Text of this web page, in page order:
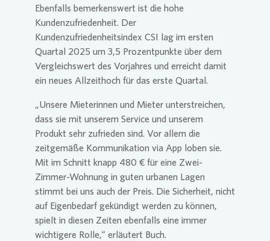
Ebenfalls bemerkenswert ist die hohe
Kundenzufriedenheit. Der
Kundenzufriedenheitsindex CSI lag im ersten
Quartal 2025 um 3,5 Prozentpunkte über dem
Vergleichswert des Vorjahres und erreicht damit
ein neues Allzeithoch für das erste Quartal.
„Unsere Mieterinnen und Mieter unterstreichen,
dass sie mit unserem Service und unserem
Produkt sehr zufrieden sind. Vor allem die
zeitgemäße Kommunikation via App loben sie.
Mit im Schnitt knapp 480 € für eine Zwei-
Zimmer-Wohnung in guten urbanen Lagen
stimmt bei uns auch der Preis. Die Sicherheit, nicht
auf Eigenbedarf gekündigt werden zu können,
spielt in diesen Zeiten ebenfalls eine immer
wichtigere Rolle,“ erläutert Buch.